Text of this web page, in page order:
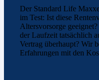
Der Standard Life
im Test: Ist diese
Altersvorsorge
der Laufzeit tatsächlich
Vertrag überhaupt? Wir
Erfahrungen mit den